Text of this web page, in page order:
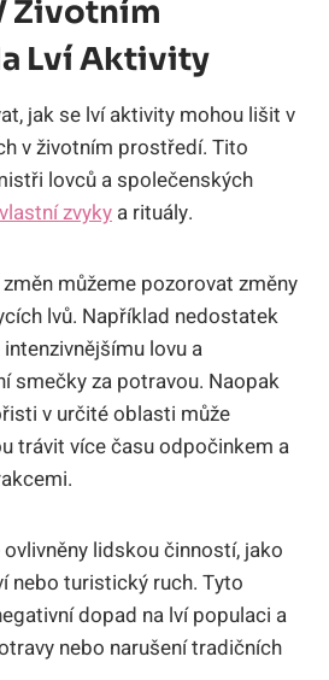
Životním
Lví Aktivity
jak se lví aktivity mohou lišit v
v životním prostředí. Tito
lovců a společenských
zvyky a rituály.
můžeme pozorovat změny
lvů. Například nedostatek
lovu a
smečky za potravou. Naopak
v určité oblasti může
trávit více času odpočinkem a
lidskou činností, jako
nebo turistický ruch. Tyto
dopad na lví populaci a
nebo narušení tradičních